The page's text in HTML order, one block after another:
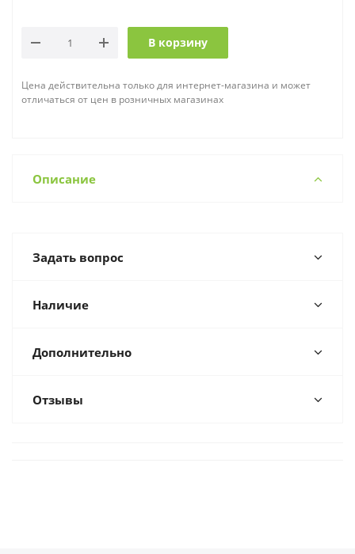
В корзину
Цена действительна только для интернет-магазина и может
отличаться от цен в розничных магазинах
Описание
Задать вопрос
Наличие
Дополнительно
Отзывы